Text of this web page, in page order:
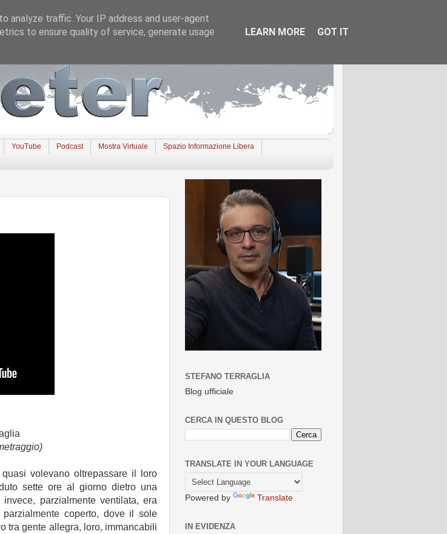
YouTube Podcast Mostra Virtuale
Spazio Informazione Libera
volevano oltrepassare il loro
sette ore al giorno dietro una
parzialmente ventilata, era
coperto, dove il sole
tra gente allegra, loro, immancabili
STEFANO TERRAGLIA
Blog ufficiale
CERCA IN QUESTO BLOG
TRANSLATE IN YOUR LANGUAGE
Powered by Translate
IN EVIDENZA
analyze traffic. Your IP address and user-agent
to ensure quality of service, generate usage
LEARN MORE GOT IT